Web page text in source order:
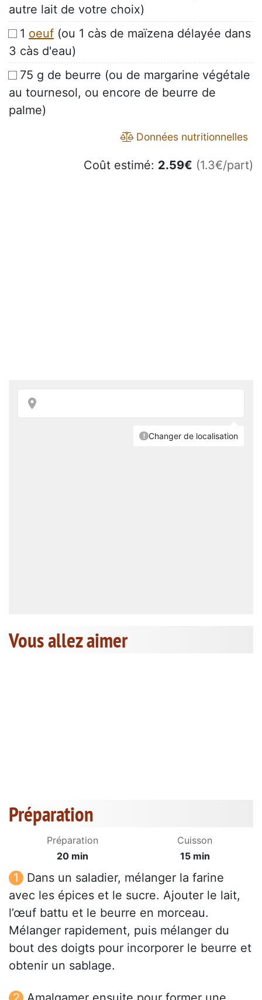
autre lait de votre choix)
1 oeuf (ou 1 càs de maïzena délayée dans
3 càs d'eau)
75 g de beurre (ou de margarine végétale
au tournesol, ou encore de beurre de
palme)
Données nutritionnelles
Coût estimé: 2.59€ (1.3€/part)
Vous allez aimer
Préparation
Préparation
20 min
Cuisson
15 min
Dans un saladier, mélanger la farine
avec les épices et le sucre. Ajouter le lait,
l’œuf battu et le beurre en morceau.
Mélanger rapidement, puis mélanger du
bout des doigts pour incorporer le beurre et
obtenir un sablage.